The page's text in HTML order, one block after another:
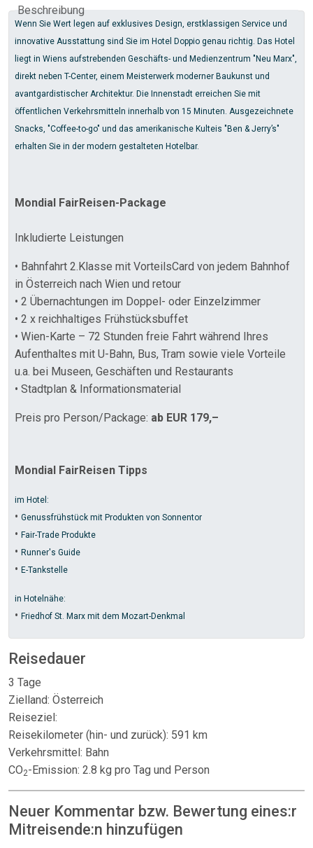
Beschreibung
Wenn Sie Wert legen auf exklusives Design, erstklassigen Service und
innovative Ausstattung sind Sie im Hotel Doppio genau richtig. Das Hotel
liegt in Wiens aufstrebenden Geschäfts- und Medienzentrum "Neu Marx",
direkt neben T-Center, einem Meisterwerk moderner Baukunst und
avantgardistischer Architektur. Die Innenstadt erreichen Sie mit
öffentlichen Verkehrsmitteln innerhalb von 15 Minuten. Ausgezeichnete
Snacks, "Coffee-to-go" und das amerikanische Kulteis "Ben & Jerry’s"
erhalten Sie in der modern gestalteten Hotelbar.
Mondial FairReisen-Package
Inkludierte Leistungen
• Bahnfahrt 2.Klasse mit VorteilsCard von jedem Bahnhof
in Österreich nach Wien und retour
• 2 Übernachtungen im Doppel- oder Einzelzimmer
• 2 x reichhaltiges Frühstücksbuffet
• Wien-Karte – 72 Stunden freie Fahrt während Ihres
Aufenthaltes mit U-Bahn, Bus, Tram sowie viele Vorteile
u.a. bei Museen, Geschäften und Restaurants
• Stadtplan & Informationsmaterial
Preis pro Person/Package: ab EUR 179,–
Mondial FairReisen Tipps
im Hotel:
• Genussfrühstück mit Produkten von Sonnentor
• Fair-Trade Produkte
• Runner's Guide
• E-Tankstelle
in Hotelnähe:
• Friedhof St. Marx mit dem Mozart-Denkmal
Reisedauer
3 Tage
Zielland: Österreich
Reiseziel:
Reisekilometer (hin- und zurück): 591 km
Verkehrsmittel: Bahn
CO2-Emission: 2.8 kg pro Tag und Person
Neuer Kommentar bzw. Bewertung eines:r
Mitreisende:n hinzufügen